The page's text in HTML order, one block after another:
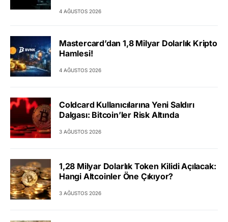
4 AĞUSTOS 2026
Mastercard’dan 1,8 Milyar Dolarlık Kripto
Hamlesi!
4 AĞUSTOS 2026
Coldcard Kullanıcılarına Yeni Saldırı
Dalgası: Bitcoin’ler Risk Altında
3 AĞUSTOS 2026
1,28 Milyar Dolarlık Token Kilidi Açılacak:
Hangi Altcoinler Öne Çıkıyor?
3 AĞUSTOS 2026